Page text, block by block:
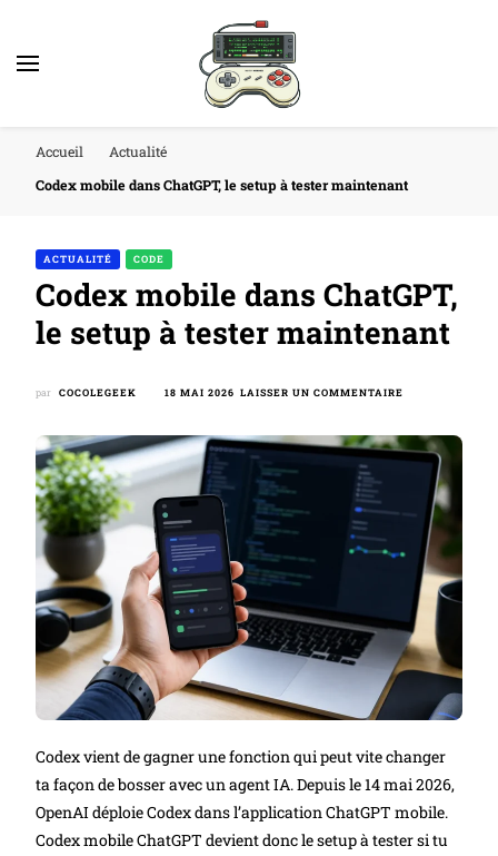
Accueil
Actualité
Codex mobile dans ChatGPT, le setup à tester maintenant
ACTUALITÉ CODE
Codex mobile dans ChatGPT,
le setup à tester maintenant
par COCOLEGEEK 18 MAI 2026 LAISSER UN COMMENTAIRE
DANS
CHATGPT,
SETUP
À
TESTER
MAINTENANT
Codex vient de gagner une fonction qui peut vite changer
ta façon de bosser avec un agent IA. Depuis le 14 mai 2026,
OpenAI déploie Codex dans l’application ChatGPT mobile.
Codex mobile ChatGPT devient donc le setup à tester si tu